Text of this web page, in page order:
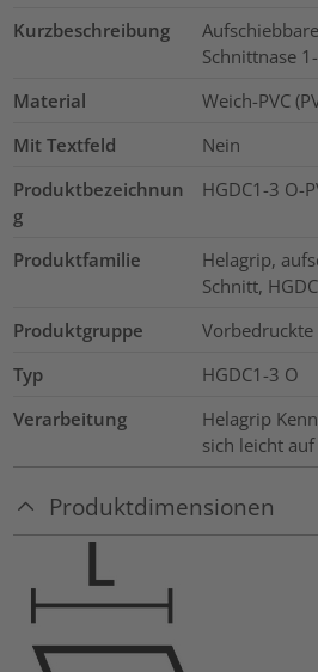
Kurzbeschreibung
Schnittnase
Material
Weich-PVC
Mit Textfeld
Nein
Produktbezeichnun
g
HGDC1-3 O-
Produktfamilie
Helagrip,
Schnitt,
Produktgruppe
Typ
HGDC1-3 O
Verarbeitung
Helagrip
sich leicht
Produktdimensionen